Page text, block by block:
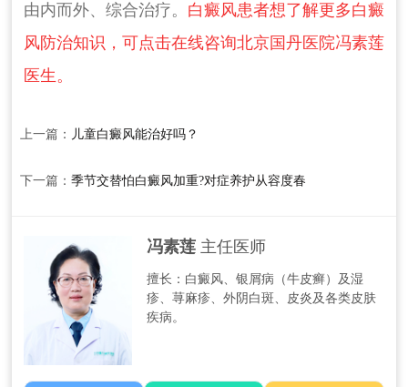
由内而外、综合治疗。 白癜风患者想了解更多白癜
风防治知识，可点击在线咨询北京国丹医院冯素莲
医生。
上一篇： 儿童白癜风能治好吗？
下一篇： 季节交替怕白癜风加重?对症养护从容度春
冯素莲 主任医师
擅长：白癜风、银屑病（牛皮癣）​及​湿
疹、荨麻疹、外阴白斑、皮炎及各类皮肤
疾病。